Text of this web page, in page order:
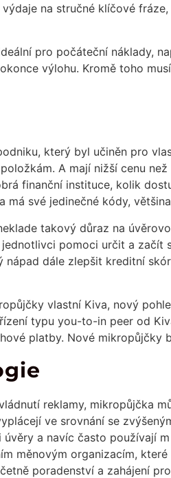
na stručné klíčové
pro počáteční náklady,
výlohu. Kromě toho
který byl učiněn pro
A mají nižší cenu
finanční instituce, kolik
má své jedinečné kódy,
takový důraz na
pomoci určit a
nápad dále zlepšit kreditní
vlastní Kiva, nový
typu you-to-in peer od
platby. Nové mikropůjčky
reklamy, mikropůjčka
ve srovnání se
úvěry a navíc často používají
měnovým organizacím,
poradenství a zahájení